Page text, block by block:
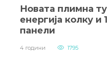
Новата плимна
енергија колку и
панели
4 години 1795